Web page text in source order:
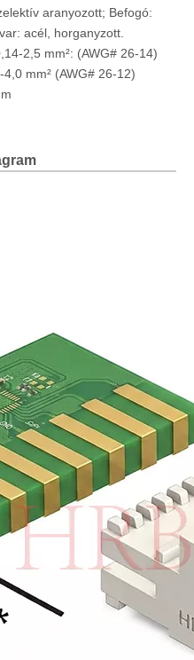
aranyozott; Befogó:
acél, horganyzott.
2,5 mm²: (AWG# 26-14)
mm² (AWG# 26-12)